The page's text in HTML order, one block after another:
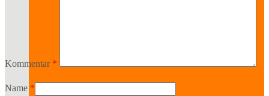
Kommentar *
Name *